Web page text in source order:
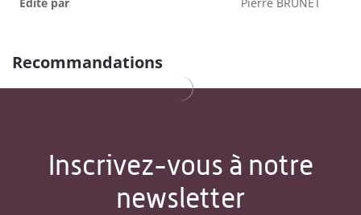
Recommandations
Inscrivez-vous à notre
newsletter